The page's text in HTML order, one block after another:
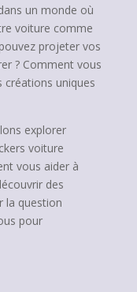
un monde où
voiture comme
projeter vos
? Comment vous
créations uniques
explorer
voiture
vous aider à
des
la question
pour